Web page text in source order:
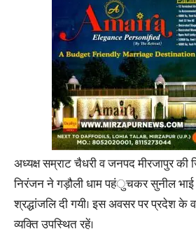
अध्यक्ष सम्राट चैधरी व जनपद मीरजापुर की
निरंजन ने गड़ौली धाम पहंुचकर सुनील भाई
श्रद्धांजलि दी गयी। इस अवसर पर प्रदेश
व्यक्ति उपस्थित रहें।